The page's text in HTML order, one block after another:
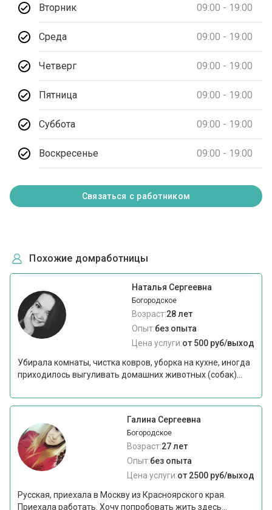
Вторник 09:00 - 19:00
Среда 09:00 - 19:00
Четверг 09:00 - 19:00
Пятница 09:00 - 19:00
Суббота 09:00 - 19:00
Воскресенье 09:00 - 19:00
Связаться с работником
Похожие домработницы
Наталья Сергеевна
Богородское
Возраст:28 лет
Опыт:без опыта
Цена услуги:от 500 руб/выход
Убирала комнаты, чистка ковров, уборка на кухне, иногда
приходилось выгуливать домашних животных (собак)...
Галина Сергеевна
Богородское
Возраст:27 лет
Опыт:без опыта
Цена услуги:от 2500 руб/выход
Русская, приехала в Москву из Красноярского края.
Приехала работать. Хочу попробовать жить здесь...